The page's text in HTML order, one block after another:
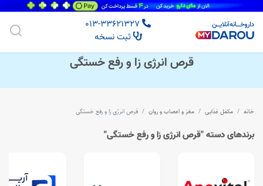
ثبت نسخه
قرص انرژی زا و رفع خستگی
خانه مکمل غذایی مغز و اعصاب و روان قرص انرژی زا و رفع خستگی
برندهای دسته "قرص انرژی زا و رفع خستگی"